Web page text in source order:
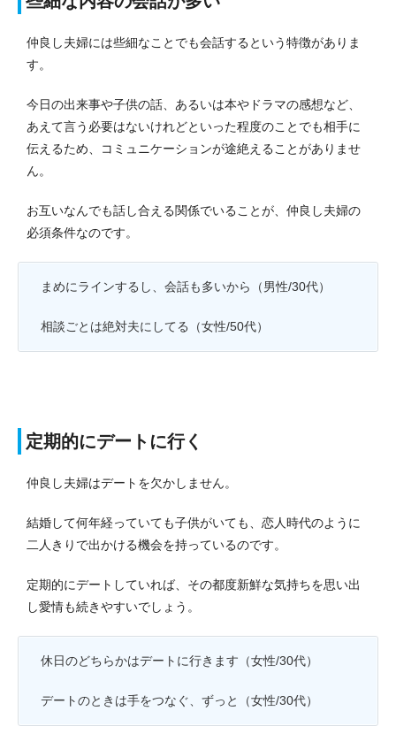
仲良し夫婦には些細なことでも会話するという特徴がありま
す。
今日の出来事や子供の話、あるいは本やドラマの感想など、
あえて言う必要はないけれどといった程度のことでも相手に
伝えるため、コミュニケーションが途絶えることがありませ
ん。
お互いなんでも話し合える関係でいることが、仲良し夫婦の
必須条件なのです。
まめにラインするし、会話も多いから（男性/30代）
相談ごとは絶対夫にしてる（女性/50代）
定期的にデートに行く
仲良し夫婦はデートを欠かしません。
結婚して何年経っていても子供がいても、恋人時代のように
二人きりで出かける機会を持っているのです。
定期的にデートしていれば、その都度新鮮な気持ちを思い出
し愛情も続きやすいでしょう。
休日のどちらかはデートに行きます（女性/30代）
デートのときは手をつなぐ、ずっと（女性/30代）